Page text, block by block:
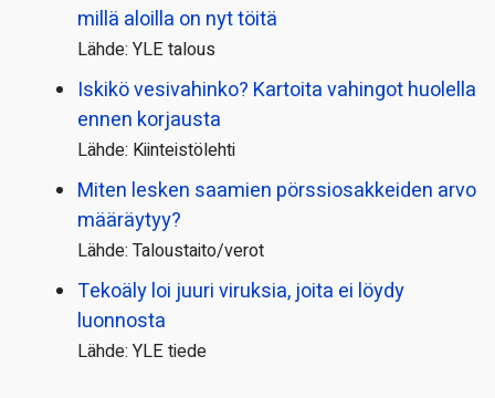
millä aloilla on nyt töitä
Lähde: YLE talous
Iskikö vesivahinko? Kartoita vahingot huolella
ennen korjausta
Lähde: Kiinteistölehti
Miten lesken saamien pörssi­osakkeiden arvo
määräytyy?
Lähde: Taloustaito/verot
Tekoäly loi juuri viruksia, joita ei löydy
luonnosta
Lähde: YLE tiede